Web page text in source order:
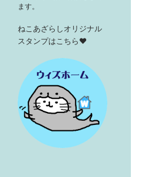
ます。
ねこあざらしオリジナル
スタンプはこちら♥